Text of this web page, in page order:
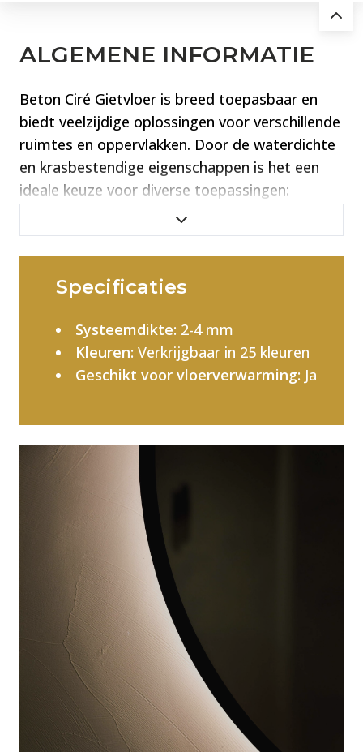
ALGEMENE INFORMATIE
Beton Ciré Gietvloer is breed toepasbaar en
biedt veelzijdige oplossingen voor verschillende
ruimtes en oppervlakken. Door de waterdichte
en krasbestendige eigenschappen is het een
ideale keuze voor diverse toepassingen:
Badkamers en douches: Waterdicht en
schimmelbestendig, ideaal voor natte
ruimtes.
Keukens: Bestand tegen vocht en hitte,
waardoor het een praktische en stijlvolle
keuze is.
naadloze vloer.
Meubels en accessoires:
ook worden gebruikt op kasten, tafels en
andere meubels voor een unieke
afwerking.
Commerciële ruimtes:
slijtvastheid en onderhoudsvriendelijkheid
is het ook perfect voor winkels, kantoren
en andere intensief gebruikte ruimtes.
Specificaties
Systeemdikte: 2-4 mm
Kleuren: Verkrijgbaar in 25 kleuren
Geschikt voor vloerverwarming: Ja